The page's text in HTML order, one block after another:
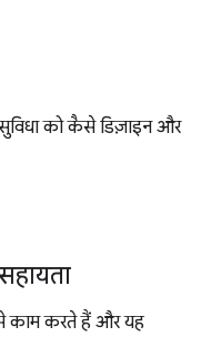
को कैसे डिज़ाइन और
काम करते हैं और यह